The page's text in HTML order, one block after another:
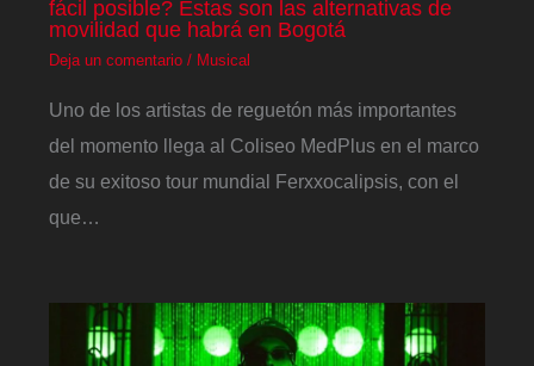
fácil posible? Estas son las alternativas de
movilidad que habrá en Bogotá
Deja un comentario / Musical
Uno de los artistas de reguetón más importantes
del momento llega al Coliseo MedPlus en el marco
de su exitoso tour mundial Ferxxocalipsis, con el
que…